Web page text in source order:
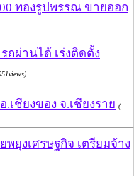
ทองรูปพรรณ ขายออก
ถผ่านได้ เร่งติดตั้ง
ชียงของ จ.เชียงราย (
ยุงเศรษฐกิจ เตรียมจ้าง